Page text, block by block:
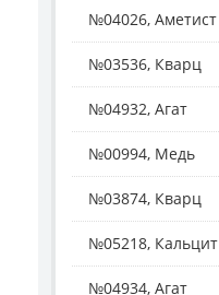
№04026, Аметист
№03536, Кварц
№04932, Агат
№00994, Медь
№03874, Кварц
№05218, Кальцит
№04934, Агат